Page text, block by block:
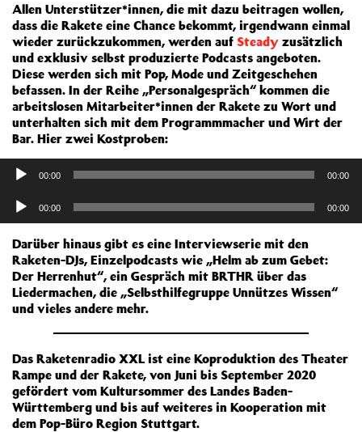
Allen Unterstützer*innen, die mit dazu beitragen wollen,
dass die Rakete eine Chance bekommt, irgendwann einmal
wieder zurückzukommen, werden auf Steady zusätzlich
und exklusiv selbst produzierte Podcasts angeboten.
Diese werden sich mit Pop, Mode und Zeitgeschehen
befassen. In der Reihe „Personalgespräch“ kommen die
arbeitslosen Mitarbeiter*innen der Rakete zu Wort und
unterhalten sich mit dem Programmmacher und Wirt der
Bar. Hier zwei Kostproben:
Audio-
Player
00:00 00:00
Audio-
Player
00:00 00:00
Darüber hinaus gibt es eine Interviewserie mit den
Raketen-DJs, Einzelpodcasts wie „Helm ab zum Gebet:
Der Herrenhut“, ein Gespräch mit BRTHR über das
Liedermachen, die „Selbsthilfegruppe Unnützes Wissen“
und vieles andere mehr.
Das Raketenradio XXL ist eine Koproduktion des Theater
Rampe und der Rakete, von Juni bis September 2020
gefördert vom Kultursommer des Landes Baden-
Württemberg und bis auf weiteres in Kooperation mit
dem Pop-Büro Region Stuttgart.